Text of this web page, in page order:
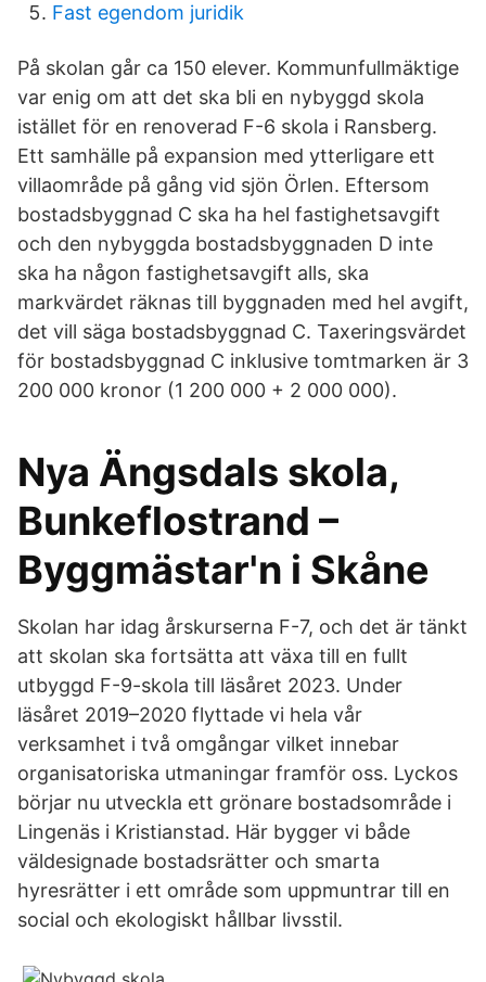
Fast egendom juridik
På skolan går ca 150 elever. Kommunfullmäktige
var enig om att det ska bli en nybyggd skola
istället för en renoverad F-6 skola i Ransberg.
Ett samhälle på expansion med ytterligare ett
villaområde på gång vid sjön Örlen. Eftersom
bostadsbyggnad C ska ha hel fastighetsavgift
och den nybyggda bostadsbyggnaden D inte
ska ha någon fastighetsavgift alls, ska
markvärdet räknas till byggnaden med hel avgift,
det vill säga bostadsbyggnad C. Taxeringsvärdet
för bostadsbyggnad C inklusive tomtmarken är 3
200 000 kronor (1 200 000 + 2 000 000).
Nya Ängsdals skola,
Bunkeflostrand –
Byggmästar'n i Skåne
Skolan har idag årskurserna F-7, och det är tänkt
att skolan ska fortsätta att växa till en fullt
utbyggd F-9-skola till läsåret 2023. Under
läsåret 2019–2020 flyttade vi hela vår
verksamhet i två omgångar vilket innebar
organisatoriska utmaningar framför oss. Lyckos
börjar nu utveckla ett grönare bostadsområde i
Lingenäs i Kristianstad. Här bygger vi både
väldesignade bostadsrätter och smarta
hyresrätter i ett område som uppmuntrar till en
social och ekologiskt hållbar livsstil.